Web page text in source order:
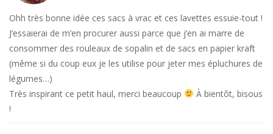
Ohh très bonne idée ces sacs à vrac et ces lavettes essuie-tout !
J’essaierai de m’en procurer aussi parce que j’en ai marre de
consommer des rouleaux de sopalin et de sacs en papier kraft
(même si du coup eux je les utilise pour jeter mes épluchures de
légumes…)
Très inspirant ce petit haul, merci beaucoup
À bientôt, bisous
!